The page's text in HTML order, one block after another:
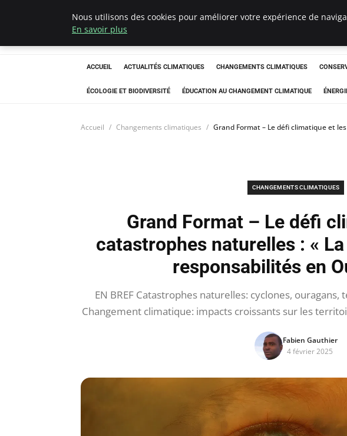
Climatedebtagents
ACCUEIL ACTUALITÉS CLIMATIQUES CHANGEMENTS CLIMATIQUES
ÉCOLOGIE ET BIODIVERSITÉ ÉDUCATION AU CHANGEMENT CLIMATIQUE
Accueil Changements climatiques Grand Format – Le défi climatique et
CHANGEMENTS CLIMATIQUES
Grand Format – Le défi
catastrophes naturelles : «
responsabilités en
EN BREF Catastrophes naturelles: cyclones,
Changement climatique: impacts croissants sur les
Fabien Gauthier
4 février 2025
Nous utilisons des cookies pour améliorer votre expérience de
En savoir plus